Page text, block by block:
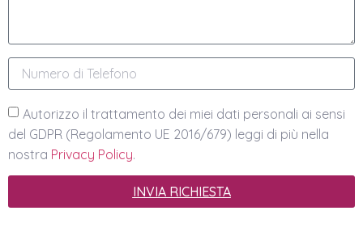
Autorizzo il trattamento dei miei dati personali ai sensi
del GDPR (Regolamento UE 2016/679) leggi di più nella
nostra Privacy Policy.
INVIA RICHIESTA